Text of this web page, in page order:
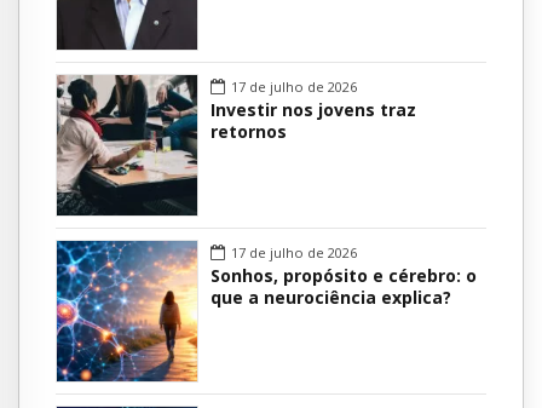
17 de julho de 2026
Investir nos jovens traz
retornos
17 de julho de 2026
Sonhos, propósito e cérebro: o
que a neurociência explica?